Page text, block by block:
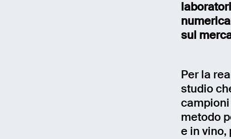
sul
Per la
studio
metodo
e in vino,